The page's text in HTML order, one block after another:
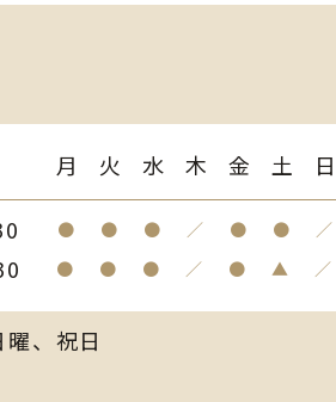
月 火 水 木 金 土 日
● ● ● ／ ● ● ／
● ● ● ／ ● ▲ ／
、祝日